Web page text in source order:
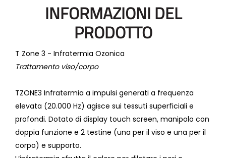
INFORMAZIONI DEL
PRODOTTO
T Zone 3 - Infratermia Ozonica
Trattamento viso/corpo
TZONE3 Infratermia a impulsi generati a frequenza
elevata (20.000 Hz) agisce sui tessuti superficiali e
profondi. Dotato di display touch screen, manipolo con
doppia funzione e 2 testine (una per il viso e una per il
corpo) e supporto.